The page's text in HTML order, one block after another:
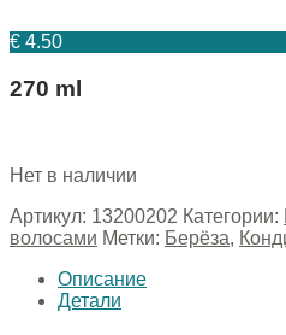
€ 4.50
270 ml
Нет в наличии
Артикул: 13200202 Категории:
волосами Метки: Берёза,
Описание
Детали